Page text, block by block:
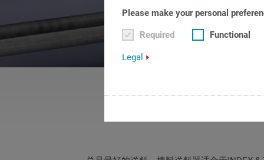
Please make your personal
Required Functional
Legal